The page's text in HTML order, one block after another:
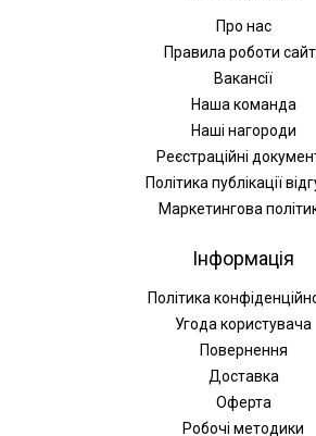
Про нас
Правила роботи
Вакансії
Наша команда
Наші нагороди
Реєстраційні
Політика публікації
Маркетингова
Інформація
Політика
Угода користувача
Повернення
Доставка
Оферта
Робочі методики